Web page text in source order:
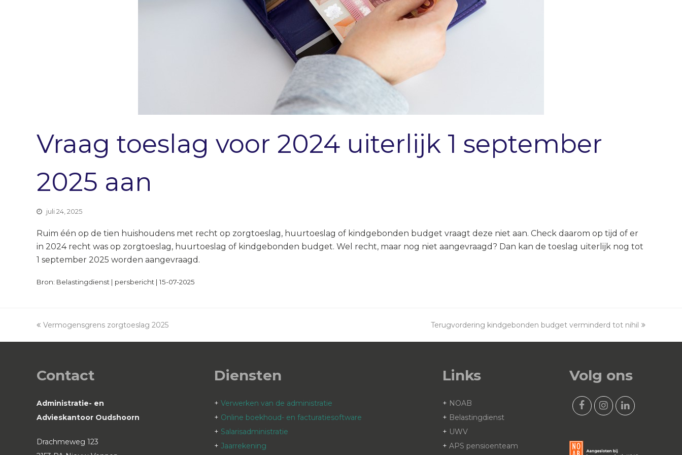
Vraag toeslag voor 2024 uiterlijk 1 september
2025 aan
juli 24, 2025
Ruim één op de tien huishoudens met recht op zorgtoeslag, huurtoeslag of kindgebonden budget vraagt deze niet aan. Check daarom op tijd of er
in 2024 recht was op zorgtoeslag, huurtoeslag of kindgebonden budget. Wel recht, maar nog niet aangevraagd? Dan kan de toeslag uiterlijk nog tot
1 september 2025 worden aangevraagd.
Bron: Belastingdienst | persbericht | 15-07-2025
previous
Vermogensgrens zorgtoeslag 2025
next
Terugvordering kindgebonden budget verminderd tot nihil
Contact
Administratie- en
Advieskantoor Oudshoorn
Drachmeweg 123
Diensten
+ Verwerken van de administratie
+ Online boekhoud- en facturatiesoftware
+ Salarisadministratie
+ Jaarrekening
Links
+ NOAB
+ Belastingdienst
+ UWV
+ APS pensioenteam
Volg ons
F
L